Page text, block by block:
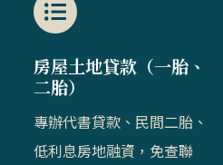
房屋土地貸款（一胎、
二胎）​​
專辦代書貸款、民間二胎、
低利息房地融資，免查聯